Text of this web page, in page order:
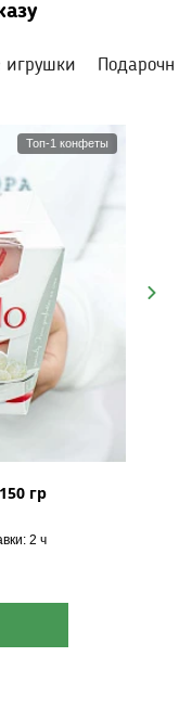
игрушки
Топ-1 конфеты
гр
2 ч